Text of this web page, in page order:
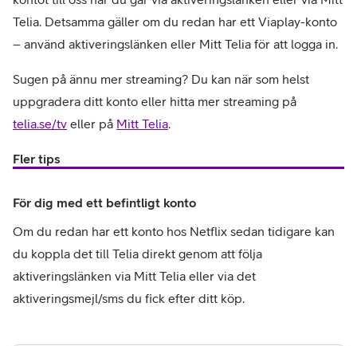
Telia. Detsamma gäller om du redan har ett Viaplay-konto
– använd aktiveringslänken eller Mitt Telia för att logga in.
Sugen på ännu mer streaming? Du kan när som helst
telia.se/tv eller på Mitt Telia.
Fler tips
För dig med ett befintligt konto
Om du redan har ett konto hos Netflix sedan tidigare kan
du koppla det till Telia direkt genom att följa
aktiveringslänken via Mitt Telia eller via det
aktiveringsmejl/sms du fick efter ditt köp.